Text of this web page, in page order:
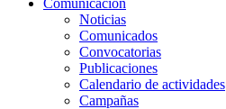
Noticias
Comunicados
Convocatorias
Publicaciones
Calendario de actividades
Campañas